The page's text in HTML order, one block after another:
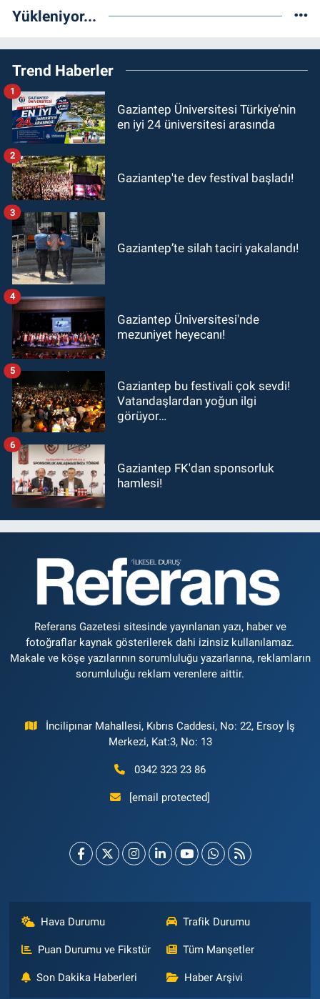
Yükleniyor...
Trend Haberler
Gaziantep Üniversitesi Türkiye’nin
en iyi 24 üniversitesi arasında
1
Gaziantep'te dev festival başladı!
2
Gaziantep’te silah taciri yakalandı!
3
Gaziantep Üniversitesi'nde
mezuniyet heyecanı!
4
Gaziantep bu festivali çok sevdi!
Vatandaşlardan yoğun ilgi
görüyor…
5
Gaziantep FK'dan sponsorluk
hamlesi!
6
Referans Gazetesi sitesinde yayınlanan yazı, haber ve
fotoğraflar kaynak gösterilerek dahi izinsiz kullanılamaz.
Makale ve köşe yazılarının sorumluluğu yazarlarına, reklamların
sorumluluğu reklam verenlere aittir.
İncilipınar Mahallesi, Kıbrıs Caddesi, No: 22, Ersoy İş
Merkezi, Kat:3, No: 13
0342 323 23 86
[email protected]
Hava Durumu Trafik Durumu
Puan Durumu ve Fikstür Tüm Manşetler
Son Dakika Haberleri Haber Arşivi